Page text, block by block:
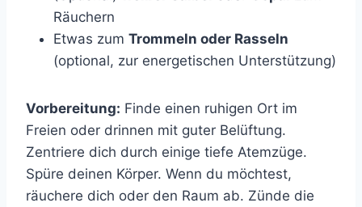
Räuchern
Etwas zum Trommeln oder Rasseln
(optional, zur energetischen Unterstützung)
Vorbereitung: Finde einen ruhigen Ort im
Freien oder drinnen mit guter Belüftung.
Zentriere dich durch einige tiefe Atemzüge.
Spüre deinen Körper. Wenn du möchtest,
räuchere dich oder den Raum ab. Zünde die